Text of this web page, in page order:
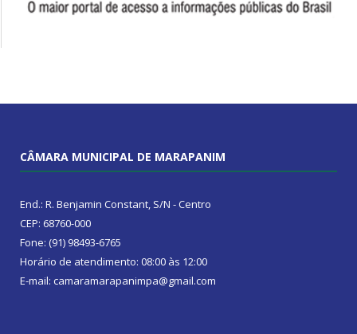
CÂMARA MUNICIPAL DE MARAPANIM
End.: R. Benjamin Constant, S/N - Centro
CEP: 68760-000
Fone: (91) 98493-6765
Horário de atendimento: 08:00 às 12:00
E-mail: camaramarapanimpa@gmail.com